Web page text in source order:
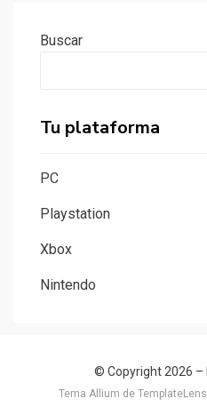
Buscar
Tu plataforma
PC
Playstation
Xbox
Nintendo
© Copyright 2026 –
Tema Allium de TemplateLens